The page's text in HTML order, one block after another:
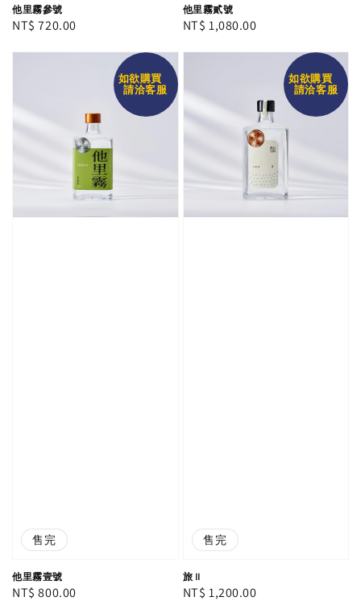
他里霧參號
Regular
NT$ 720.00
他里霧貳號
Regular
NT$ 1,080.00
售完
如欲購買
請洽客服
他里霧壹號
Regular
NT$ 800.00
售完
如欲購買
請洽客服
旅 II
Regular
NT$ 1,200.00